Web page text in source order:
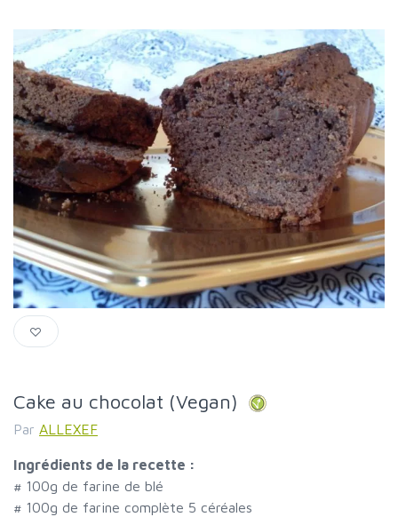
Cake au chocolat (Vegan)
Par ALLEXEF
Ingrédients de la recette :
# 100g de farine de blé
# 100g de farine complète 5 céréales